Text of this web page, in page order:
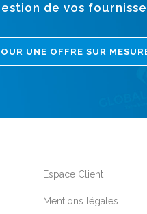
de vos
UNE OFFRE SUR
Espace Client
Mentions légales